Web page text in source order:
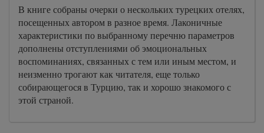
В книге собраны очерки о нескольких турецких отелях,
посещенных автором в разное время. Лаконичные
характеристики по выбранному перечню параметров
дополнены отступлениями об эмоциональных
воспоминаниях, связанных с тем или иным местом, и
неизменно трогают как читателя, еще только
собирающегося в Турцию, так и хорошо знакомого с
этой страной.